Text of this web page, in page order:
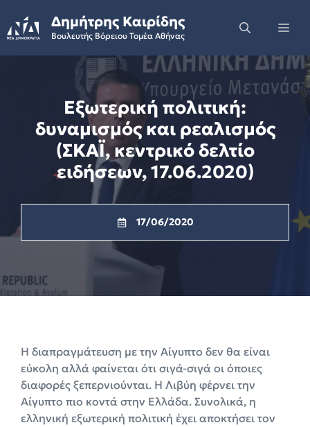
to
content
Δημήτρης Καιρίδης
Βουλευτής Βόρειου Τομέα Αθήνας
Εξωτερική πολιτική:
δυναμισμός και ρεαλισμός
(ΣΚΑΪ, κεντρικό δελτίο
ειδήσεων, 17.06.2020)
17/06/2020
Η διαπραγμάτευση με την Αίγυπτο δεν θα είναι
εύκολη αλλά φαίνεται ότι σιγά-σιγά οι όποιες
διαφορές ξεπερνιούνται. Η Λιβύη φέρνει την
Αίγυπτο πιο κοντά στην Ελλάδα. Συνολικά, η
ελληνική εξωτερική πολιτική έχει αποκτήσει τον